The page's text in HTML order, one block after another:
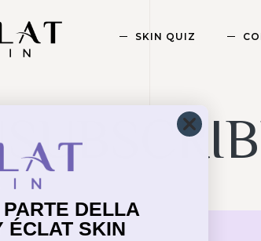
SKIN QUIZ
DELLA
ÉCLAT SKIN